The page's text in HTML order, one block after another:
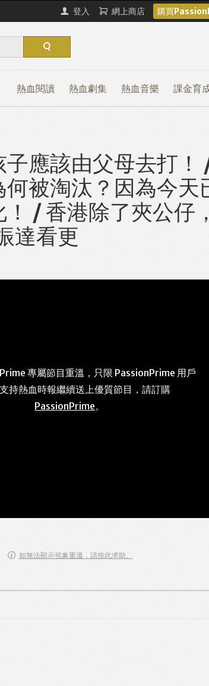
登入 網上商店 購買
熱血閱讀 熱血劇集 熱血音樂 課金育
應該由父母去打！
被淘汰？因為今天
/ 香港除了夾公仔
達看更
專屬節目重溫，只限 PassionPrime 用戶
持熱血時報繼續送上優質節目，請訂購
PassionPrime。
如無法顯示視象重溫，請按此求助。